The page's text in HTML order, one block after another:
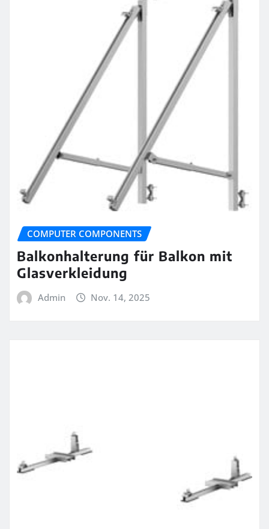
COMPUTER COMPONENTS
Balkonhalterung für Balkon mit
Glasverkleidung
Admin Nov. 14, 2025